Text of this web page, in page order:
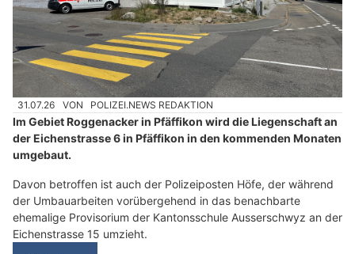
31.07.26 VON POLIZEI.NEWS REDAKTION
Im Gebiet Roggenacker in Pfäffikon wird die Liegenschaft an
der Eichenstrasse 6 in Pfäffikon in den kommenden Monaten
umgebaut.
Davon betroffen ist auch der Polizeiposten Höfe, der während
der Umbauarbeiten vorübergehend in das benachbarte
ehemalige Provisorium der Kantonsschule Ausserschwyz an der
Eichenstrasse 15 umzieht.